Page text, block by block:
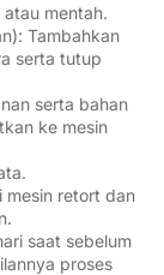
mentah.
Tambahkan
serta tutup
serta bahan
ke mesin
mesin retort dan
saat sebelum
proses